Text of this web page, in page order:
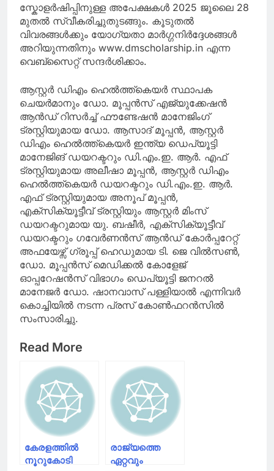
സ്കോളർഷിപ്പിനുള്ള അപേക്ഷകൾ 2025 ജൂലൈ 28
മുതൽ സ്വീകരിച്ചുതുടങ്ങും. കൂടുതൽ
വിവരങ്ങൾക്കും യോഗ്യതാ മാർഗ്ഗനിർദ്ദേശങ്ങൾ
അറിയുന്നതിനും www.dmscholarship.in എന്ന
വെബ്‌സൈറ്റ് സന്ദർശിക്കാം.
ആസ്റ്റർ ഡിഎം ഹെൽത്ത്‌കെയർ സ്ഥാപക
ചെയർമാനും ഡോ. മൂപ്പൻസ് എജ്യുക്കേഷൻ
ആൻഡ് റിസർച്ച് ഫൗണ്ടേഷൻ മാനേജിംഗ്
ട്രസ്റ്റിയുമായ ഡോ. ആസാദ് മൂപ്പൻ, ആസ്റ്റർ
ഡിഎം ഹെൽത്ത്‌കെയർ ഇന്ത്യ ഡെപ്യൂട്ടി
മാനേജിങ് ഡയറക്ടറും ഡി.എം.ഇ. ആർ. എഫ്
ട്രസ്റ്റിയുമായ അലീഷാ മൂപ്പൻ, ആസ്റ്റർ ഡിഎം
ഹെൽത്ത്‌കെയർ ഡയറക്ടറും ഡി.എം.ഇ. ആർ.
എഫ് ട്രസ്റ്റിയുമായ അനൂപ് മൂപ്പൻ,
എക്സിക്യൂട്ടീവ് ട്രസ്റ്റിയും ആസ്റ്റർ മിംസ്
ഡയറക്ടറുമായ യു. ബഷീർ, എക്‌സിക്യൂട്ടീവ്
ഡയറക്ടറും ഗവേര്‍ണന്‍സ് ആൻഡ് കോര്‍പ്പറേറ്റ്
അഫയേഴ്സ് ഗ്രൂപ്പ് ഹെഡുമായ ടി. ജെ വില്‍സണ്‍,
ഡോ. മൂപ്പൻസ് മെഡിക്കൽ കോളേജ്
ഓപ്പറേഷൻസ് വിഭാഗം ഡെപ്യൂട്ടി ജനറൽ
മാനേജർ ഡോ. ഷാനവാസ് പള്ളിയാൽ എന്നിവർ
കൊച്ചിയിൽ നടന്ന പ്രസ് കോൺഫറൻസിൽ
സംസാരിച്ചു.
Read More
കേരളത്തിൽ
നൂറുകോടി
രാജ്യത്തെ
ഏറ്റവും